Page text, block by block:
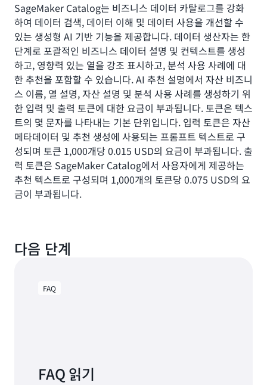
유닛당 1.776 USD
USD = 17.40
SageMaker Catalog는 비즈니스 데이터 카탈로그를 강화
하여 데이터 검색, 데이터 이해 및 데이터 사용을 개선할 수
있는 생성형 AI 기반 기능을 제공합니다. 데이터 생산자는 한
단계로 포괄적인 비즈니스 데이터 설명 및 컨텍스트를 생성
하고, 영향력 있는 열을 강조 표시하고, 분석 사용 사례에 대
한 추천을 포함할 수 있습니다. AI 추천 설명에서 자산 비즈니
스 이름, 열 설명, 자산 설명 및 분석 사용 사례를 생성하기 위
한 입력 및 출력 토큰에 대한 요금이 부과됩니다. 토큰은 텍스
트의 몇 문자를 나타내는 기본 단위입니다. 입력 토큰은 자산
메타데이터 및 추천 생성에 사용되는 프롬프트 텍스트로 구
성되며 토큰 1,000개당 0.015 USD의 요금이 부과됩니다. 출
력 토큰은 SageMaker Catalog에서 사용자에게 제공하는
추천 텍스트로 구성되며 1,000개의 토큰당 0.075 USD의 요
금이 부과됩니다.
다음 단계
FAQ
FAQ 읽기